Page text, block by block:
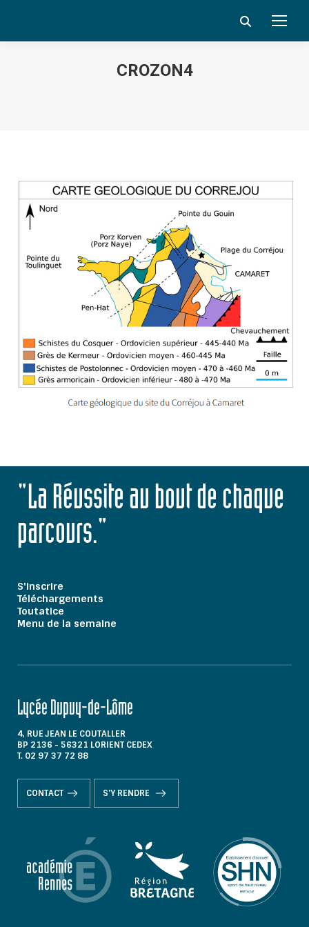
Search:
CROZON4
"La Réussite au bout de chaque
parcours."
S'inscrire
Téléchargements
Toutatice
Menu de la semaine
Lycée Dupuy-de-Lôme
4, RUE JEAN LE COUTALLER
BP 2136 - 56321 LORIENT CEDEX
T. 02 97 37 72 88
CONTACT S'Y RENDRE